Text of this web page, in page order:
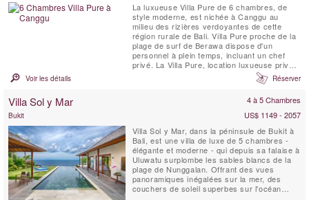
La luxueuse Villa Pure de 6 chambres, de
style moderne, est nichée à Canggu au
milieu des rizières verdoyantes de cette
région rurale de Bali. Villa Pure proche de la
plage de surf de Berawa dispose d'un
personnel à plein temps, incluant un chef
privé. La Villa Pure, location luxueuse privée,
dispose de grands jardins tropicaux, d'une
piscine de 15 mètres avec une grande
équipée, de chambres spacieuses et
Voir les détails Réserver
Villa Sol y Mar 4 à 5 Chambres
Bukit
US$ 1149 - 2057
Villa Sol y Mar, dans la péninsule de Bukit à
Bali, est une villa de luxe de 5 chambres -
élégante et moderne - qui depuis sa falaise à
Uluwatu surplombe les sables blancs de la
plage de Nunggalan. Offrant des vues
panoramiques inégalées sur la mer, des
couchers de soleil superbes sur l'océan